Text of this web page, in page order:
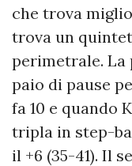
che trova
trova un
perimetrale.
paio di pause
fa 10 e quando
tripla in step-
il +6 (35-41). Il